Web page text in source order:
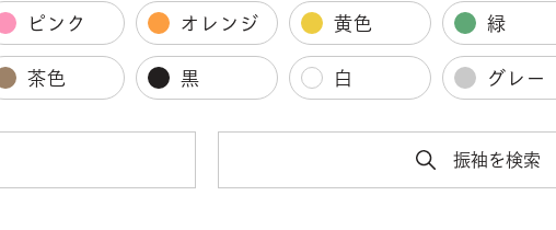
ピンク オレンジ 黄色 緑
茶色 黒 白 グレー
振袖を検索